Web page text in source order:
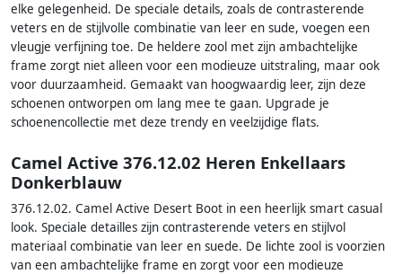
elke gelegenheid. De speciale details, zoals de contrasterende
veters en de stijlvolle combinatie van leer en sude, voegen een
vleugje verfijning toe. De heldere zool met zijn ambachtelijke
frame zorgt niet alleen voor een modieuze uitstraling, maar ook
voor duurzaamheid. Gemaakt van hoogwaardig leer, zijn deze
schoenen ontworpen om lang mee te gaan. Upgrade je
schoenencollectie met deze trendy en veelzijdige flats.
Camel Active 376.12.02 Heren Enkellaars
Donkerblauw
376.12.02. Camel Active Desert Boot in een heerlijk smart casual
look. Speciale detailles zijn contrasterende veters en stijlvol
materiaal combinatie van leer en suede. De lichte zool is voorzien
van een ambachtelijke frame en zorgt voor een modieuze